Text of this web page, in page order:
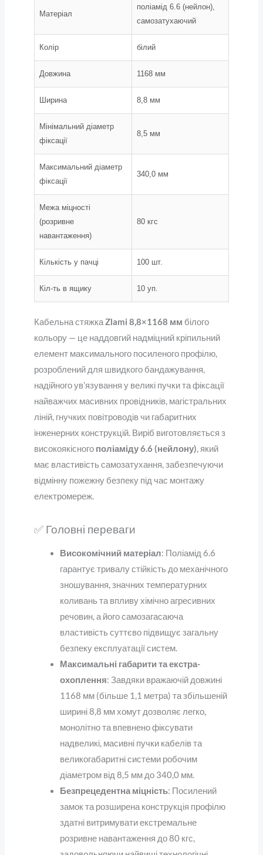
Матеріал
поліамід 6.6 (нейлон),
самозатухаючий
Колір білий
Довжина 1168 мм
Ширина 8,8 мм
Мінімальний діаметр
фіксації
8,5 мм
Максимальний діаметр
фіксації
340,0 мм
Межа міцності
(розривне
навантаження)
80 кгс
Кількість у пачці 100 шт.
Кіл-ть в ящику 10 уп.
Кабельна стяжкаZlami 8,8×1168 мм білого
кольору — це наддовгий надміцний кріпильний
елемент максимального посиленого профілю,
розроблений для швидкого бандажування,
надійного ув’язування у великі пучки та фіксації
найважчих масивних провідників, магістральних
ліній, гнучких повітроводів чи габаритних
інженерних конструкцій. Виріб виготовляється з
високоякісного поліаміду 6.6 (нейлону), який
має властивість самозатухання, забезпечуючи
відмінну пожежну безпеку під час монтажу
електромереж.
✅ Головні переваги
Високомічний матеріал: Поліамід 6.6
гарантує тривалу стійкість до механічного
зношування, значних температурних
коливань та впливу хімічно агресивних
речовин, а його самозагасаюча
властивість суттєво підвищує загальну
безпеку експлуатації систем.
Максимальні габарити та екстра-
охоплення: Завдяки вражаючій довжині
1168 мм (більше 1,1 метра) та збільшеній
ширині 8,8 мм хомут дозволяє легко,
монолітно та впевнено фіксувати
надвеликі, масивні пучки кабелів та
великогабаритні системи робочим
діаметром від 8,5 мм до 340,0 мм.
Безпрецедентна міцність: Посилений
замок та розширена конструкція профілю
здатні витримувати екстремальне
розривне навантаження до 80 кгс,